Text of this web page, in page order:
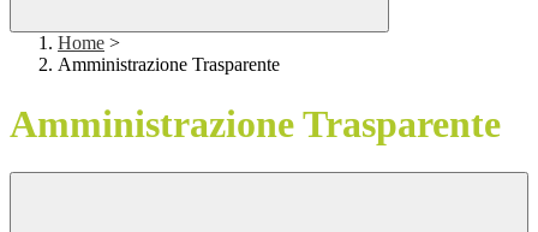
Home >
Amministrazione Trasparente
Amministrazione Trasparente